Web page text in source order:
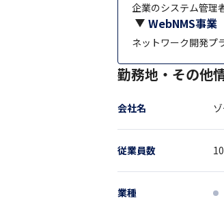
企業のシステム管理
WebNMS事業
ネットワーク開発プ
勤務地・その他
会社名
従業員数
業種